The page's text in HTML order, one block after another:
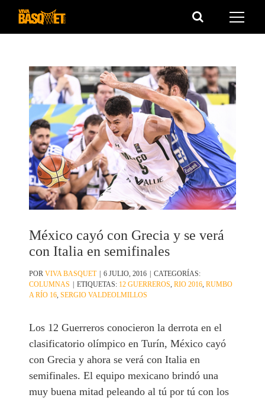
Saltar
México cayó con Grecia y se verá
con Italia en semifinales
PORVIVA BASQUET 6 JULIO, 2016
CATEGORÍAS:
COLUMNAS
ETIQUETAS: 12 GUERREROS,RIO 2016,RUMBO
A RÍO 16,SERGIO VALDEOLMILLOS
Los 12 Guerreros conocieron la derrota en el
clasificatorio olímpico en Turín, México cayó
con Grecia y ahora se verá con Italia en
semifinales. El equipo mexicano brindó una
muy buena mitad peleando al tú por tú con los